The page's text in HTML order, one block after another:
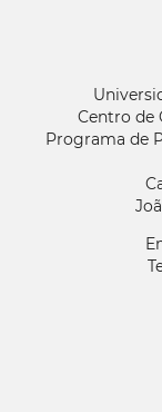
Centro de
Programa de